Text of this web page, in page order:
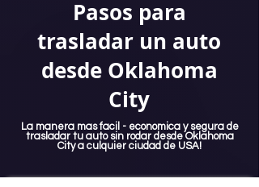
Pasos para
trasladar un auto
desde Oklahoma
City
La manera mas facil - economica y segura de
trasladar tu auto sin rodar desde Oklahoma
City a culquier ciudad de USA!